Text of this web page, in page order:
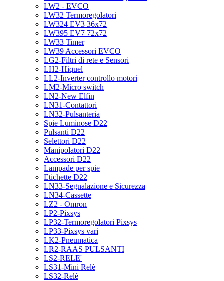
LW2 - EVCO
LW32 Termoregolatori
LW324 EV3 36x72
LW395 EV7 72x72
LW33 Timer
LW39 Accessori EVCO
LG2-Filtri di rete e Sensori
LH2-Hiquel
LL2-Inverter controllo motori
LM2-Micro switch
LN2-New Elfin
LN31-Contattori
LN32-Pulsanteria
Spie Luminose D22
Pulsanti D22
Selettori D22
Manipolatori D22
Accessori D22
Lampade per spie
Etichette D22
LN33-Segnalazione e Sicurezza
LN34-Cassette
LZ2 - Omron
LP2-Pixsys
LP32-Termoregolatori Pixsys
LP33-Pixsys vari
LK2-Pneumatica
LR2-RAAS PULSANTI
LS2-RELE'
LS31-Mini Relè
LS32-Relè